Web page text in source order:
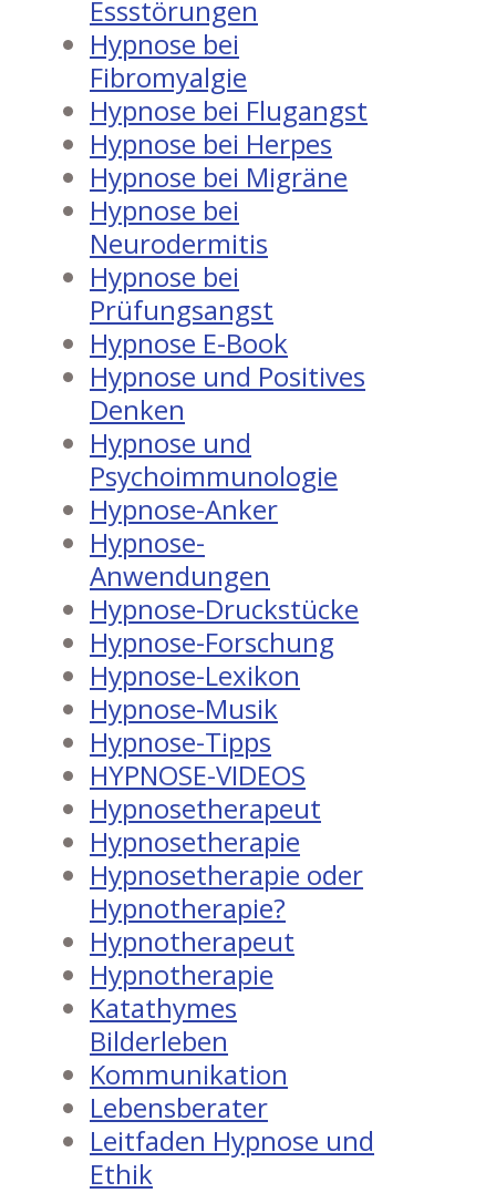
Essstörungen
Hypnose bei
Fibromyalgie
Hypnose bei Flugangst
Hypnose bei Herpes
Hypnose bei Migräne
Hypnose bei
Neurodermitis
Hypnose bei
Prüfungsangst
Hypnose E-Book
Hypnose und Positives
Denken
Hypnose und
Psychoimmunologie
Hypnose-Anker
Hypnose-
Anwendungen
Hypnose-Druckstücke
Hypnose-Forschung
Hypnose-Lexikon
Hypnose-Musik
Hypnose-Tipps
HYPNOSE-VIDEOS
Hypnosetherapeut
Hypnosetherapie
Hypnosetherapie oder
Hypnotherapie?
Hypnotherapeut
Hypnotherapie
Katathymes
Bilderleben
Kommunikation
Lebensberater
Leitfaden Hypnose und
Ethik